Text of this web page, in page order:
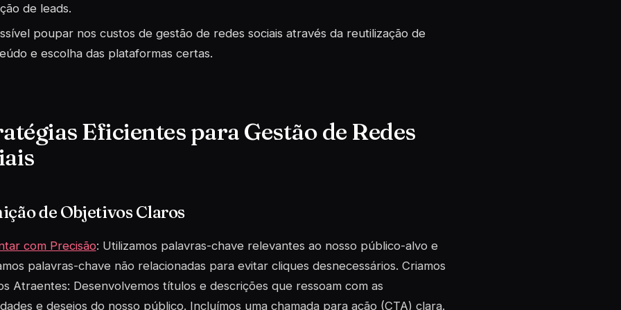
de leads.
poupar nos custos de gestão de redes sociais através da reutilização de
e escolha das plataformas certas.
Eficientes para Gestão de Redes
de Objetivos Claros
com Precisão: Utilizamos palavras-chave relevantes ao nosso público-alvo e
palavras-chave não relacionadas para evitar cliques desnecessários. Criamos
Atraentes: Desenvolvemos títulos e descrições que ressoam com as
e desejos do nosso público. Incluímos uma chamada para ação (CTA) clara.